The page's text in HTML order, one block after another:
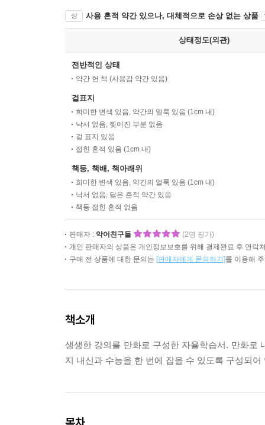
상 사용 흔적 약간 있으나, 대체적으로 손상 없는 상품
상태정도(외관)
전반적인 상태
약간 헌 책 (사용감 약간 있음)
겉표지
희미한 변색 있음, 약간의 얼룩 있음 (1cm 내)
낙서 없음, 찢어진 부분 없음
겉 표지 있음
접힌 흔적 있음 (1cm 내)
책등, 책배, 책아래위
희미한 변색 있음, 약간의 얼룩 있음 (1cm 내)
낙서 없음, 닳은 흔적 약간 있음
책등 접힌 흔적 없음
판매자 : 악어친구들
(2명 평가)
개인 판매자의 상품은 개인정보보호를 위해 결제완료 후 연락
구매 전 상품에 대한 문의는 [판매자에게 문의하기]를 이용해
책소개
생생한 강의를 만화로 구성한 자율학습서. 만화로
지 내신과 수능을 한 번에 잡을 수 있도록 구성되어